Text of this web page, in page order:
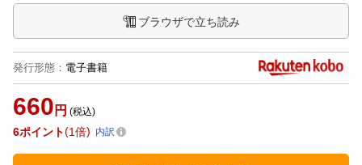
ブラウザで立ち読み
発行形態 ： 電子書籍
660 円 (税込)
6ポイント 1倍 内訳